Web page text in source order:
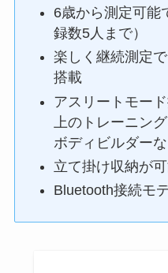
6歳から測定可能
録数5人まで）
楽しく継続測定
搭載
アスリートモー
上のトレーニン
ボディビルダーな
立て掛け収納が
Bluetooth接続モ